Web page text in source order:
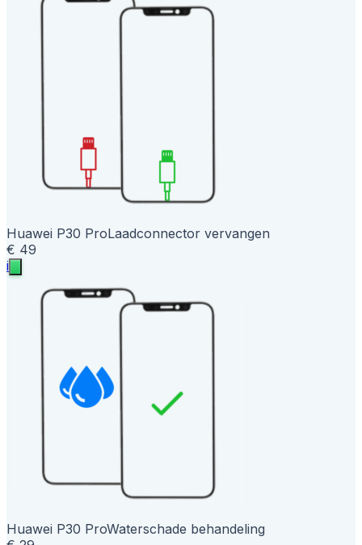
Huawei P30 ProLaadconnector vervangen
€ 49
i
Huawei P30 ProWaterschade behandeling